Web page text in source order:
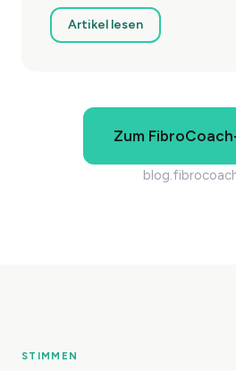
Artikel lesen
Zum
STIMMEN